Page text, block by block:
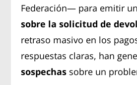
Federación— para emitir
sobre la solicitud de
retraso masivo en los
respuestas claras, han
sospechas sobre un